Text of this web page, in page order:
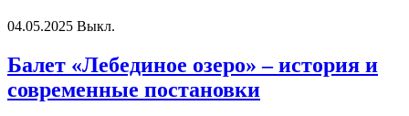
04.05.2025 Выкл.
Балет «Лебединое озеро» – история и
современные постановки